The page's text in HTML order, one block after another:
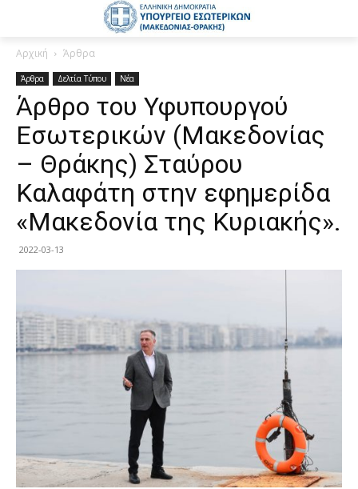
Αρχική Άρθρα
Άρθρα Δελτία Τύπου Νέα
Άρθρο του Υφυπουργού
Εσωτερικών (Μακεδονίας
– Θράκης) Σταύρου
Καλαφάτη στην εφημερίδα
«Μακεδονία της Κυριακής».
2022-03-13